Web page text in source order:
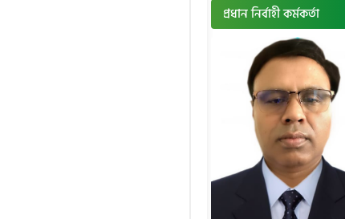
প্রধান নির্বাহী কর্মকর্তা